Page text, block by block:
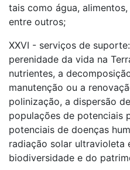
tais como água,
entre outros;
XXVI - serviços de
perenidade da vida na
nutrientes, a
manutenção ou a
polinização, a dispersão
populações de potenciais
potenciais de doenças
radiação solar ultravioleta
biodiversidade e do